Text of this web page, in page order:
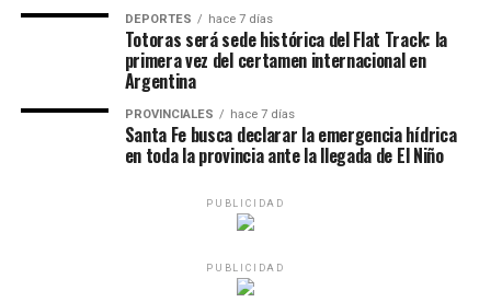
DEPORTES hace 7 días
Totoras será sede histórica del Flat Track: la
primera vez del certamen internacional en
Argentina
PROVINCIALES hace 7 días
Santa Fe busca declarar la emergencia hídrica
en toda la provincia ante la llegada de El Niño
PUBLICIDAD
PUBLICIDAD